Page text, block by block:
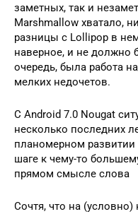
заметных, так и
Marshmallow хватало,
разницы с Lollipop в
наверное, и не должно
очередь, была работа
мелких недочетов.
С Android 7.0 Nougat
несколько последних
планомерном
шаге к чему-то
прямом смысле слова
Сочтя, что на